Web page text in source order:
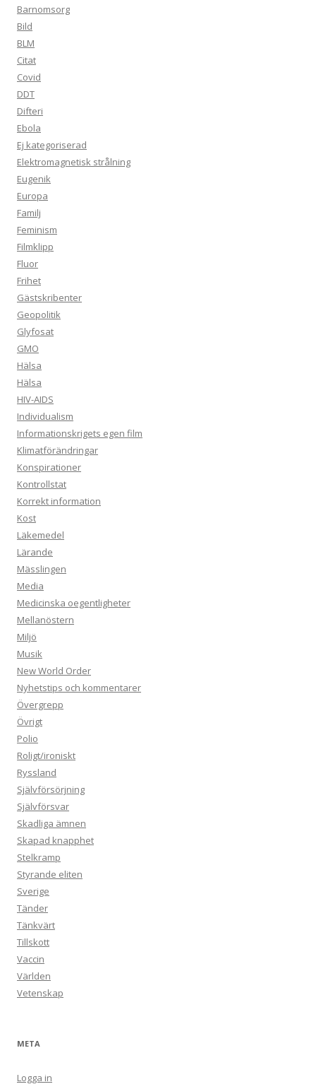
Barnomsorg
Bild
BLM
Citat
Covid
DDT
Difteri
Ebola
Ej kategoriserad
Elektromagnetisk strålning
Eugenik
Europa
Familj
Feminism
Filmklipp
Fluor
Frihet
Gästskribenter
Geopolitik
Glyfosat
GMO
Hälsa
Hälsa
HIV-AIDS
Individualism
Informationskrigets egen film
Klimatförändringar
Konspirationer
Kontrollstat
Korrekt information
Kost
Läkemedel
Lärande
Mässlingen
Media
Medicinska oegentligheter
Mellanöstern
Miljö
Musik
New World Order
Nyhetstips och kommentarer
Övergrepp
Övrigt
Polio
Roligt/ironiskt
Ryssland
Självförsörjning
Självförsvar
Skadliga ämnen
Skapad knapphet
Stelkramp
Styrande eliten
Sverige
Tänder
Tänkvärt
Tillskott
Vaccin
Världen
Vetenskap
META
Logga in